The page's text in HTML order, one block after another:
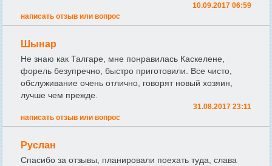
10.09.2017 06:59
написать отзыв или вопрос
Шынар
Не знаю как Талгаре, мне понравилась Каскелене,
форель безупречно, быстро приготовили. Все чисто,
обслуживание очень отлично, говорят новый хозяин,
лучше чем прежде.
31.08.2017 23:11
написать отзыв или вопрос
Руслан
Спасибо за отзывы, планировали поехать туда, слава